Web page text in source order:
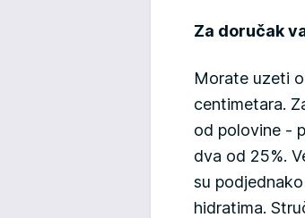
Za doručak
Morate uzeti
centimetara.
od polovine -
dva od 25%.
su
hidratima.